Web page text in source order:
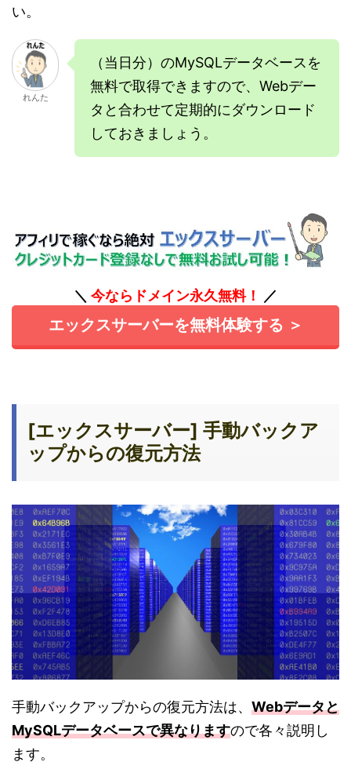
い。
れんた
（当日分）のMySQLデータベースを
無料で取得できますので、Webデー
タと合わせて定期的にダウンロード
しておきましょう。
＼ 今ならドメイン永久無料！ ／
エックスサーバーを無料体験する ＞
[エックスサーバー] 手動バックア
ップからの復元方法
手動バックアップからの復元方法は、 Webデータと
MySQLデータベースで異なりますので各々説明し
ます。